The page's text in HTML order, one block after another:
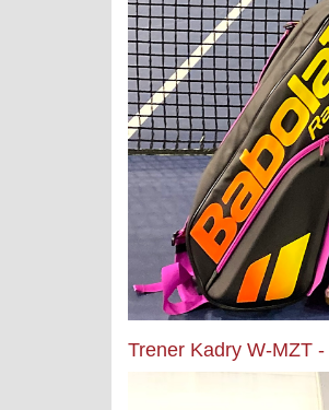
Trener Kadry W-MZT